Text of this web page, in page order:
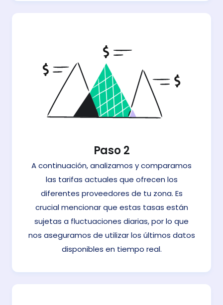
Paso 2
A continuación, analizamos y comparamos
las tarifas actuales que ofrecen los
diferentes proveedores de tu zona. Es
crucial mencionar que estas tasas están
sujetas a fluctuaciones diarias, por lo que
nos aseguramos de utilizar los últimos datos
disponibles en tiempo real.